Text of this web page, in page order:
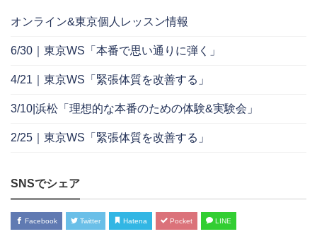
オンライン&東京個人レッスン情報
6/30｜東京WS「本番で思い通りに弾く」
4/21｜東京WS「緊張体質を改善する」
3/10|浜松「理想的な本番のための体験&実験会」
2/25｜東京WS「緊張体質を改善する」
SNSでシェア
Facebook Twitter Hatena Pocket LINE